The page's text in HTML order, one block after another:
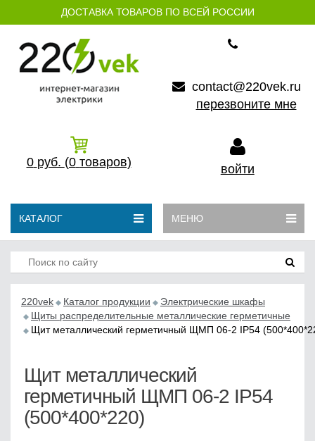
ДОСТАВКА ТОВАРОВ ПО ВСЕЙ РОССИИ
contact@220vek.ru
перезвоните мне
0 руб. (0 товаров) войти
КАТАЛОГ МЕНЮ
220vek Каталог продукции
Электрические шкафы
Щиты распределительные металлические герметичные
Щит металлический герметичный ЩМП 06-2 IP54
Щит металлический
герметичный ЩМП 06-2 IP54
(500*400*220)